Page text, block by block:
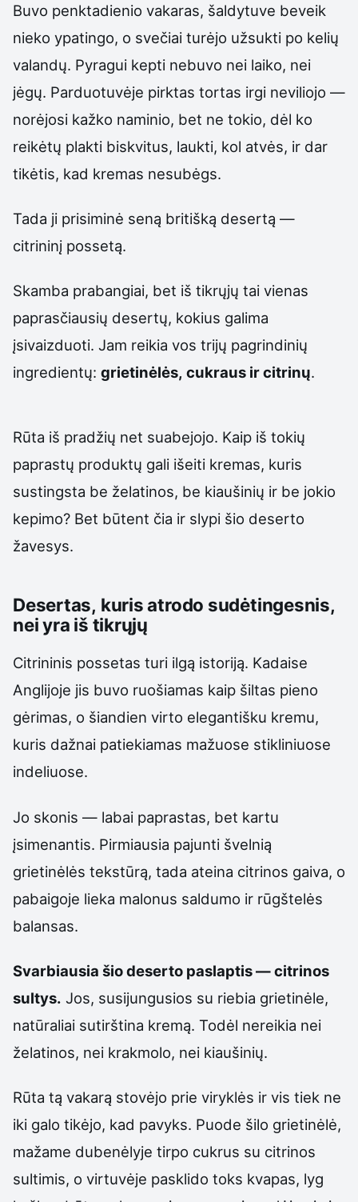
Buvo penktadienio vakaras, šaldytuve beveik
nieko ypatingo, o svečiai turėjo užsukti po kelių
valandų. Pyragui kepti nebuvo nei laiko, nei
jėgų. Parduotuvėje pirktas tortas irgi neviliojo —
norėjosi kažko naminio, bet ne tokio, dėl ko
reikėtų plakti biskvitus, laukti, kol atvės, ir dar
tikėtis, kad kremas nesubėgs.
Tada ji prisiminė seną britišką desertą —
citrininį possetą.
Skamba prabangiai, bet iš tikrųjų tai vienas
paprasčiausių desertų, kokius galima
įsivaizduoti. Jam reikia vos trijų pagrindinių
ingredientų: grietinėlės, cukraus ir citrinų.
Rūta iš pradžių net suabejojo. Kaip iš tokių
paprastų produktų gali išeiti kremas, kuris
sustingsta be želatinos, be kiaušinių ir be jokio
kepimo? Bet būtent čia ir slypi šio deserto
žavesys.
Desertas, kuris atrodo sudėtingesnis,
nei yra iš tikrųjų
Citrininis possetas turi ilgą istoriją. Kadaise
Anglijoje jis buvo ruošiamas kaip šiltas pieno
gėrimas, o šiandien virto elegantišku kremu,
kuris dažnai patiekiamas mažuose stikliniuose
indeliuose.
Jo skonis — labai paprastas, bet kartu
įsimenantis. Pirmiausia pajunti švelnią
grietinėlės tekstūrą, tada ateina citrinos gaiva, o
pabaigoje lieka malonus saldumo ir rūgštelės
balansas.
Svarbiausia šio deserto paslaptis — citrinos
sultys. Jos, susijungusios su riebia grietinėle,
natūraliai sutirština kremą. Todėl nereikia nei
želatinos, nei krakmolo, nei kiaušinių.
Rūta tą vakarą stovėjo prie viryklės ir vis tiek ne
iki galo tikėjo, kad pavyks. Puode šilo grietinėlė,
mažame dubenėlyje tirpo cukrus su citrinos
sultimis, o virtuvėje pasklido toks kvapas, lyg